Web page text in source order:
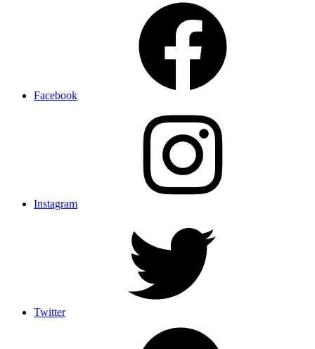
Facebook
Instagram
Twitter